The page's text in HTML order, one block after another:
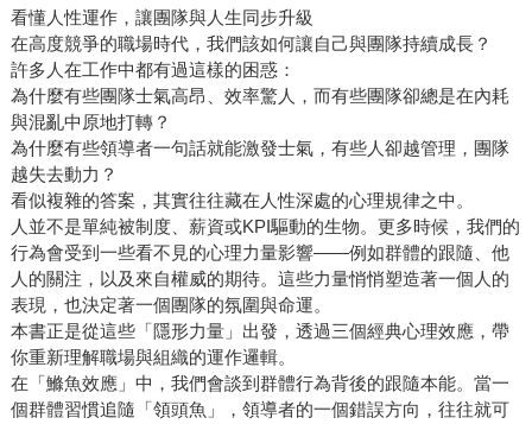
看懂人性運作，讓團隊與人生同步升級
在高度競爭的職場時代，我們該如何讓自己與團隊持續成長？
許多人在工作中都有過這樣的困惑：
為什麼有些團隊士氣高昂、效率驚人，而有些團隊卻總是在內耗
與混亂中原地打轉？
為什麼有些領導者一句話就能激發士氣，有些人卻越管理，團隊
越失去動力？
看似複雜的答案，其實往往藏在人性深處的心理規律之中。
人並不是單純被制度、薪資或KPI驅動的生物。更多時候，我們的
行為會受到一些看不見的心理力量影響——例如群體的跟隨、他
人的關注，以及來自權威的期待。這些力量悄悄塑造著一個人的
表現，也決定著一個團隊的氛圍與命運。
本書正是從這些「隱形力量」出發，透過三個經典心理效應，帶
你重新理解職場與組織的運作邏輯。
在「鰷魚效應」中，我們會談到群體行為背後的跟隨本能。當一
個群體習慣追隨「領頭魚」，領導者的一個錯誤方向，往往就可